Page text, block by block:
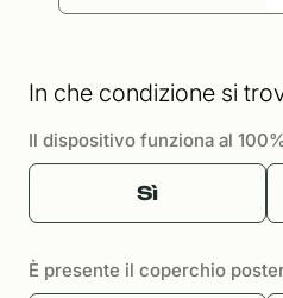
In che condizione si
Il dispositivo funziona al
Sì
È presente il coperchio